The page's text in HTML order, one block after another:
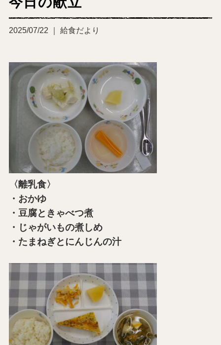
2025/07/22 ｜ 給食だより
〈離乳食〉
・おかゆ
・豆腐ときゃべつ煮
・じゃがいもの煮しめ
・たまねぎとにんじんの汁